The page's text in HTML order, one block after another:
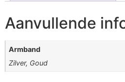
Aanvullende
Armband
Zilver, Goud